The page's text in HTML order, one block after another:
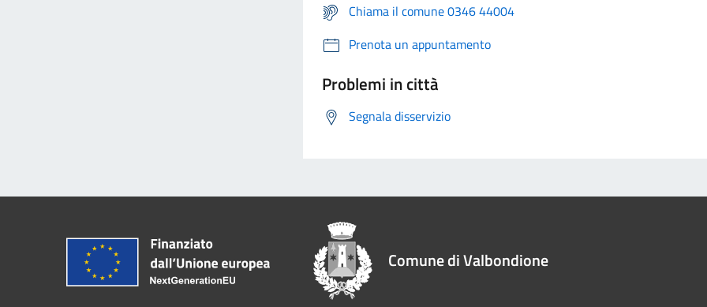
Chiama il comune 0346 44004
Prenota un appuntamento
Problemi in città
Segnala disservizio
Comune di Valbondione